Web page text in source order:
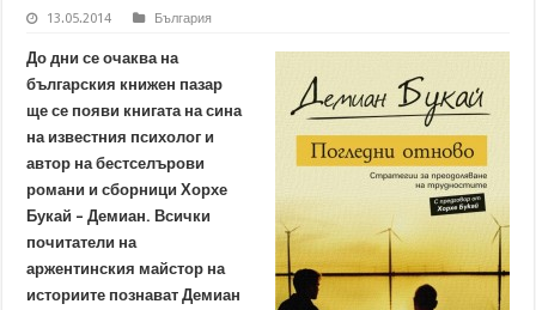
13.05.2014 България
До дни се очаква на
българския книжен пазар
ще се появи книгата на сина
на известния психолог и
автор на бестселърови
романи и сборници Хорхе
Букай – Демиан. Всички
почитатели на
аржентинския майстор на
историите познават Демиан